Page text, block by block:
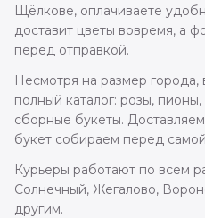
Щёлкове, оплачиваете
доставит цветы вовремя, а
перед отправкой.
Несмотря на размер
полный каталог: розы,
сборные букеты.
букет собираем перед
Курьеры работают по всем
Солнечный, Жегалово,
другим.